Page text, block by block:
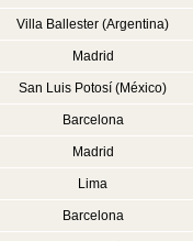
Villa Ballester (Argentina)
Madrid
San Luis Potosí (México)
Barcelona
Madrid
Lima
Barcelona